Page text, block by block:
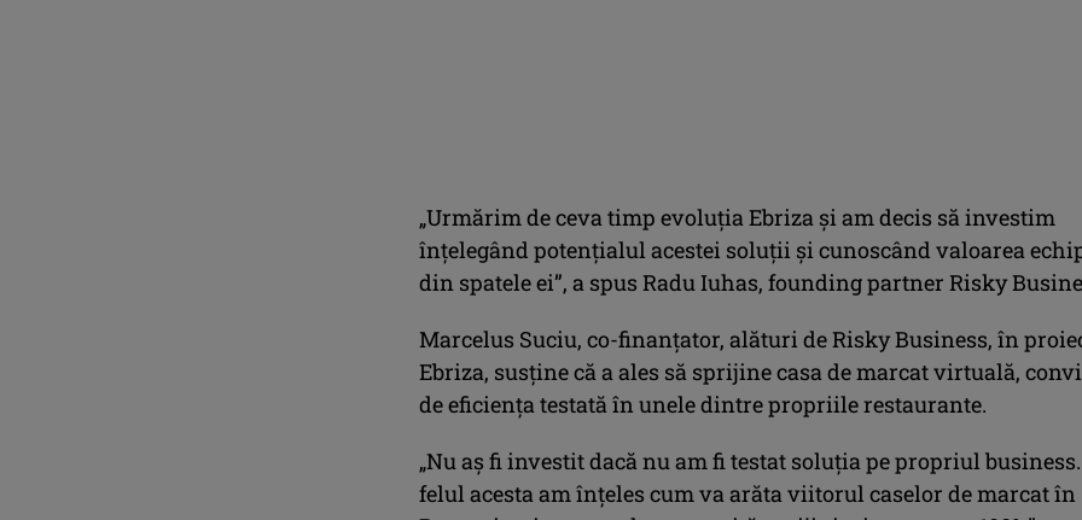
„Urmărim de ceva timp evoluția Ebriza și am decis să investim
înțelegând potențialul acestei soluții și cunoscând valoarea
din spatele ei”, a spus Radu Iuhas, founding partner Risky
Marcelus Suciu, co-finanţator, alături de Risky Business, în
Ebriza, susţine că a ales să sprijine casa de marcat virtuală,
de eficienţa testată în unele dintre propriile restaurante.
„Nu aş fi investit dacă nu am fi testat soluţia pe propriul
felul acesta am înţeles cum va arăta viitorul caselor de marcat în